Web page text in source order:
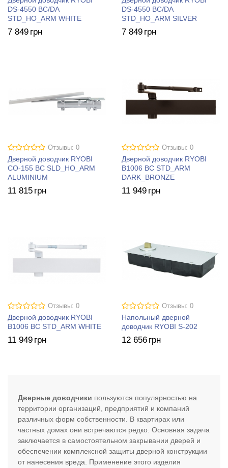
DS-4550 BC/DA
STD_HO_ARM WHITE
7 849 грн
DS-4550 BC/DA
STD_HO_ARM SILVER
7 849 грн
Отзывы: 0
Дверной доводчик RYOBI
CO-155 BC SLD_HO_ARM
ALUMINIUM
11 815 грн
Отзывы: 0
Дверной доводчик RYOBI
B1006 BC STD_ARM
DARK_BRONZE
11 949 грн
Отзывы: 0
Дверной доводчик RYOBI
B1006 BC STD_ARM WHITE
11 949 грн
Отзывы: 0
Напольный дверной
доводчик RYOBI S-202
12 656 грн
Дверные доводчики пользуются популярностью на
территории организаций, предприятий и компаний
различных форм собственности. В квартирах или
частных домах они встречаются редко. Основная задача
заключается в самостоятельном закрывании дверей и
обеспечении комплексной защиты дверной конструкции
от нанесения вреда. Применение этого изделия